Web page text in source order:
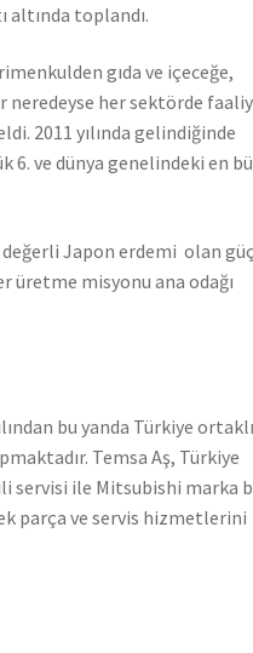
altında toplandı.
gıda ve içeceğe,
neredeyse her sektörde
2011 yılında gelindiğinde
6. ve dünya genelindeki en
Japon erdemi olan
üretme misyonu ana odağı
bu yanda Türkiye
Temsa Aş, Türkiye
servisi ile Mitsubishi marka
parça ve servis hizmetlerini